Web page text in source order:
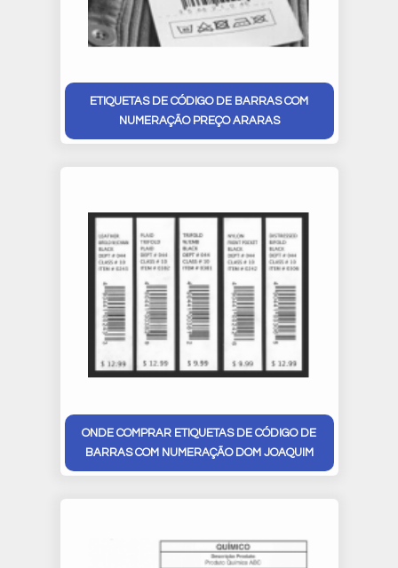
ETIQUETAS DE CÓDIGO DE BARRAS COM
NUMERAÇÃO PREÇO ARARAS
ONDE COMPRAR ETIQUETAS DE CÓDIGO DE
BARRAS COM NUMERAÇÃO DOM JOAQUIM